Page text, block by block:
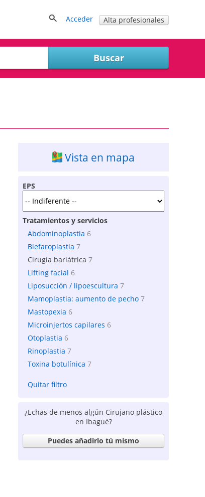
Acceder Alta profesionales
Vista en mapa
EPS
Tratamientos y servicios
Abdominoplastia 6
Blefaroplastia 7
Cirugía bariátrica 7
Lifting facial 6
Liposucción / lipoescultura 7
Mamoplastia: aumento de pecho 7
Mastopexia 6
Microinjertos capilares 6
Otoplastia 6
Rinoplastia 7
Toxina botulínica 7
Quitar filtro
¿Echas de menos algún Cirujano plástico
en Ibagué?
Puedes añadirlo tú mismo